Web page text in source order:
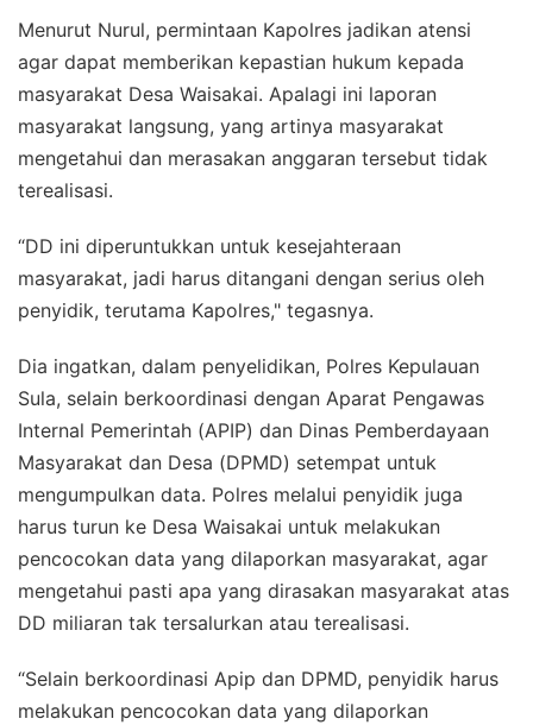
Menurut Nurul, permintaan Kapolres jadikan atensi
agar dapat memberikan kepastian hukum kepada
masyarakat Desa Waisakai. Apalagi ini laporan
masyarakat langsung, yang artinya masyarakat
mengetahui dan merasakan anggaran tersebut tidak
terealisasi.
“DD ini diperuntukkan untuk kesejahteraan
masyarakat, jadi harus ditangani dengan serius oleh
penyidik, terutama Kapolres," tegasnya.
Dia ingatkan, dalam penyelidikan, Polres Kepulauan
Sula, selain berkoordinasi dengan Aparat Pengawas
Internal Pemerintah (APIP) dan Dinas Pemberdayaan
Masyarakat dan Desa (DPMD) setempat untuk
mengumpulkan data. Polres melalui penyidik juga
harus turun ke Desa Waisakai untuk melakukan
pencocokan data yang dilaporkan masyarakat, agar
mengetahui pasti apa yang dirasakan masyarakat atas
DD miliaran tak tersalurkan atau terealisasi.
“Selain berkoordinasi Apip dan DPMD, penyidik harus
melakukan pencocokan data yang dilaporkan